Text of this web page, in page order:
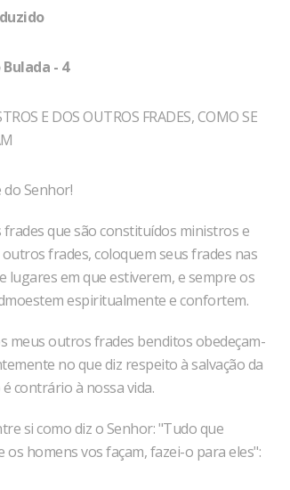
- 4
E DOS OUTROS FRADES, COMO SE
do Senhor!
que são constituídos ministros e
frades, coloquem seus frades nas
lugares em que estiverem, e sempre os
espiritualmente e confortem.
meus outros frades benditos obedeçam-
no que diz respeito à salvação da
contrário à nossa vida.
si como diz o Senhor: "Tudo que
os homens vos façam, fazei-o para eles":